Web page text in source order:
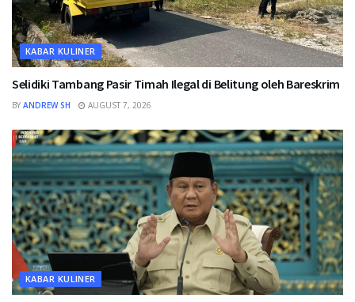
KABAR KULINER
Selidiki Tambang Pasir Timah Ilegal di Belitung oleh Bareskrim
BY ANDREW SH AUGUST 7, 2026
KABAR KULINER